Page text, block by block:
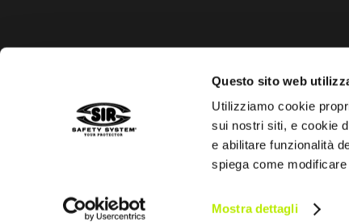
Questo sito web
Utilizziamo cookie
sui nostri siti, e cookie
e abilitare funzionalità
spiega come
Mostra dettagli
Privacy policyCookies policy Trasparenza aiuti di